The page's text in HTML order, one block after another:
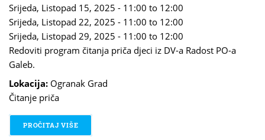
Srijeda, Listopad 15, 2025 - 11:00 to 12:00
Srijeda, Listopad 22, 2025 - 11:00 to 12:00
Srijeda, Listopad 29, 2025 - 11:00 to 12:00
Redoviti program čitanja priča djeci iz DV-a Radost PO-a
Galeb.
Lokacija: Ogranak Grad
Čitanje priča
PROČITAJ VIŠE